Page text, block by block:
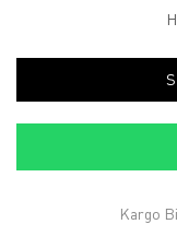
Kargo